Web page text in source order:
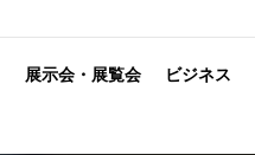
展示会・展覧会 ビジネス